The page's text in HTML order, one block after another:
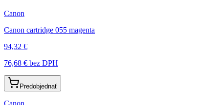
Canon
Canon cartridge 055 magenta
94,32 €
76,68 € bez DPH
Predobjednať
Canon